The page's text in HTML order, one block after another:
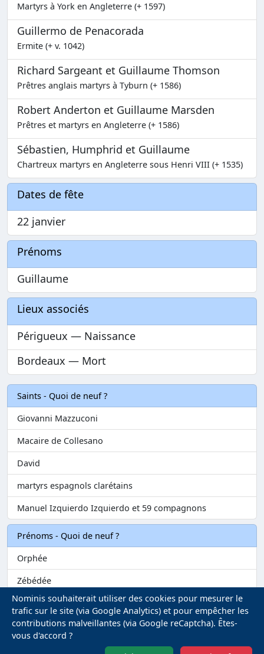
Martyrs à York en Angleterre (+ 1597)
Guillermo de Penacorada
Ermite (+ v. 1042)
Richard Sargeant et Guillaume Thomson
Prêtres anglais martyrs à Tyburn (+ 1586)
Robert Anderton et Guillaume Marsden
Prêtres et martyrs en Angleterre (+ 1586)
Sébastien, Humphrid et Guillaume
Chartreux martyrs en Angleterre sous Henri VIII (+ 1535)
Dates de fête
22 janvier
Prénoms
Guillaume
Lieux associés
Périgueux — Naissance
Bordeaux — Mort
Saints - Quoi de neuf ?
Giovanni Mazzuconi
Macaire de Collesano
David
martyrs espagnols clarétains
Manuel Izquierdo Izquierdo et 59 compagnons
Prénoms - Quoi de neuf ?
Orphée
Zébédée
Melvil
Matilin
Nominis souhaiterait utiliser des cookies pour mesurer le
trafic sur le site (via Google Analytics) et pour empêcher les
contributions malveillantes (via Google reCaptcha). Êtes-
vous d'accord ?